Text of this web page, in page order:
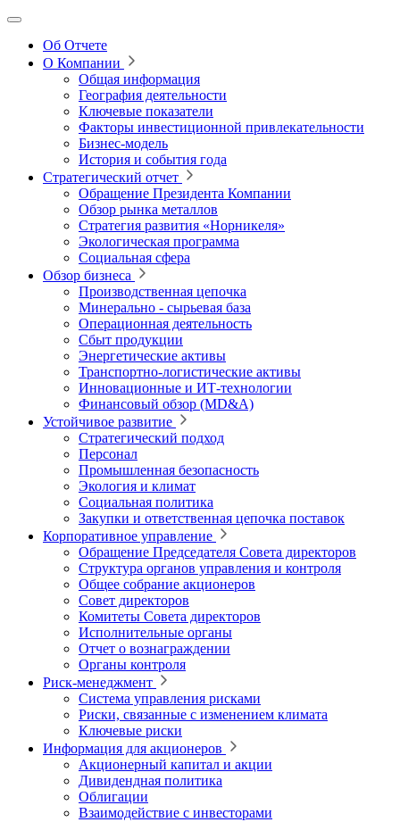
Об Отчете
О Компании
Общая информация
География деятельности
Ключевые показатели
Факторы инвестиционной привлекательности
Бизнес-модель
История и события года
Стратегический отчет
Обращение Президента Компании
Обзор рынка металлов
Стратегия развития «Норникеля»
Экологическая программа
Социальная сфера
Обзор бизнеса
Производственная цепочка
Минерально ‑ сырьевая база
Операционная деятельность
Сбыт продукции
Энергетические активы
Транспортно-логистические активы
Инновационные и ИТ‑технологии
Финансовый обзор (MD&A)
Устойчивое развитие
Стратегический подход
Персонал
Промышленная безопасность
Экология и климат
Социальная политика
Закупки и ответственная цепочка поставок
Корпоративное управление
Обращение Председателя Совета директоров
Структура органов управления и контроля
Общее собрание акционеров
Совет директоров
Комитеты Совета директоров
Исполнительные органы
Отчет о вознаграждении
Органы контроля
Риск-менеджмент
Система управления рисками
Риски, связанные с изменением климата
Ключевые риски
Информация для акционеров
Акционерный капитал и акции
Дивидендная политика
Облигации
Взаимодействие с инвесторами